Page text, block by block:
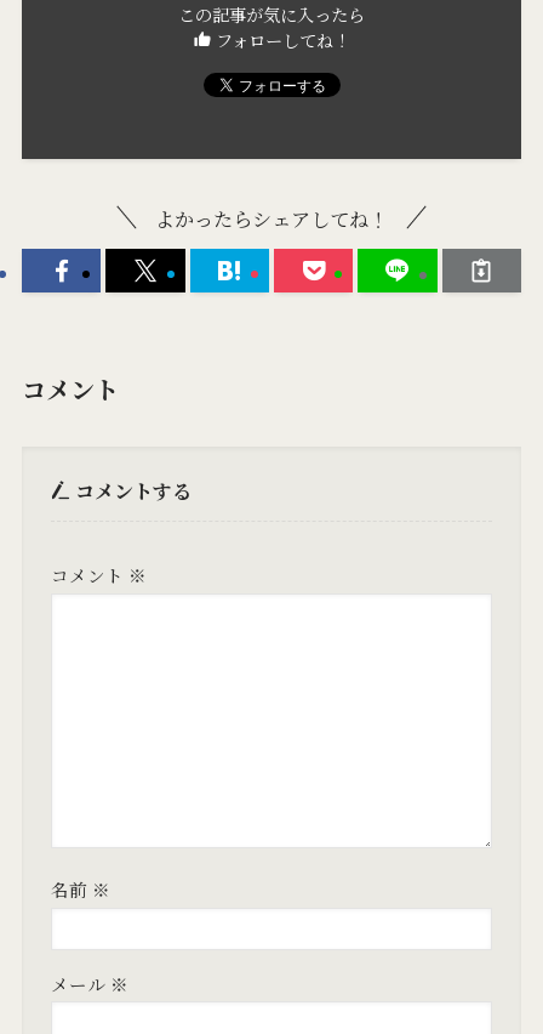
この記事が気に入ったら
フォローしてね！
よかったらシェアしてね！
コメント
コメントする
コメント ※
名前 ※
メール ※